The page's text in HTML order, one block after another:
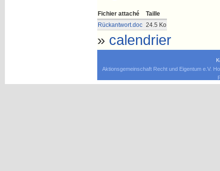
Fichier attaché
Taille
Rückantwort.doc 24.5 Ko
» calendrier
Aktionsgemeinschaft Recht und Eigentum e.V.